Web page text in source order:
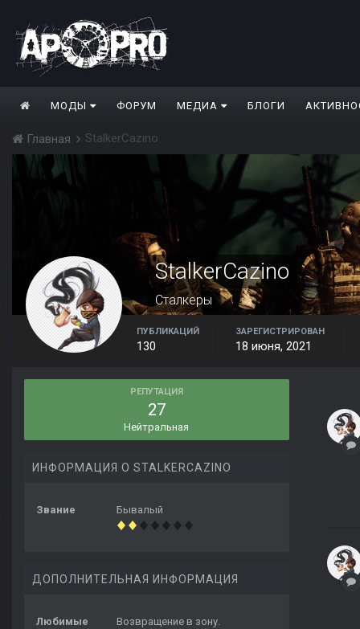
МОДЫ ФОРУМ МЕДИА БЛОГИ
Главная StalkerCazino
StalkerCazino
Сталкеры
ПУБЛИКАЦИЙ
130
ЗАРЕГИСТРИРОВАН
18 июня, 2021
РЕПУТАЦИЯ
27
Нейтральная
ИНФОРМАЦИЯ О STALKERCAZINO
Звание Бывалый
ДОПОЛНИТЕЛЬНАЯ ИНФОРМАЦИЯ
Любимые
Возвращение в зону.